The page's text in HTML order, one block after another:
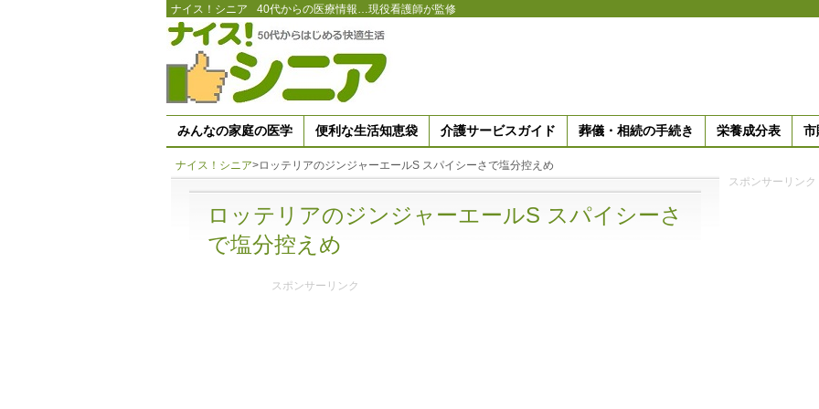
ナイス！シニア 40代からの医療情報…現役看護師が監修
みんなの家庭の医学 便利な生活知恵袋 介護サービスガイド 葬儀・相続の手続き 栄養成分表 市
ナイス！シニア>ロッテリアのジンジャーエールS スパイシーさで塩分控えめ
ロッテリアのジンジャーエールS スパイシーさ
で塩分控えめ
スポンサーリンク
スポンサーリンク